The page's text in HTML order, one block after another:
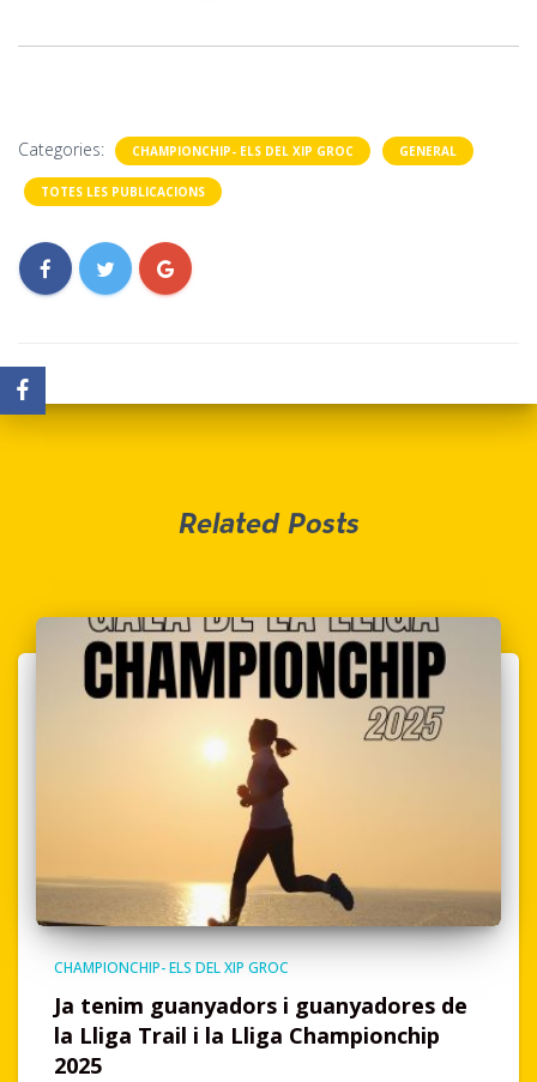
Categories: CHAMPIONCHIP- ELS DEL XIP GROC GENERAL
TOTES LES PUBLICACIONS
Related Posts
CHAMPIONCHIP- ELS DEL XIP GROC
Ja tenim guanyadors i guanyadores de
la Lliga Trail i la Lliga Championchip
2025